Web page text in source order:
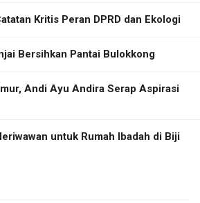
Kritis Peran DPRD dan Ekologi
Bersihkan Pantai Bulokkong
Andi Ayu Andira Serap Aspirasi
untuk Rumah Ibadah di Biji